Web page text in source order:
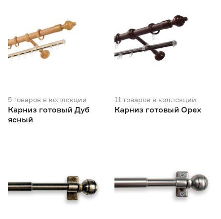
5товаров в коллекции
Карниз готовый Дуб
ясный
11 товаров в коллекции
Карниз готовый Орех